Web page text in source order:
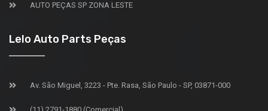
AUTO PEÇAS SP ZONA LESTE
Lelo Auto Parts Peças
Av. São Miguel, 3223 - Pte. Rasa, São Paulo - SP, 03871-000